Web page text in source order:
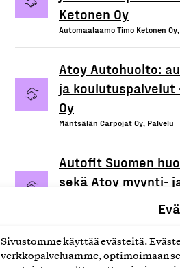
Sivustomme käyttää evästeitä.
verkkopalveluamme, optimoimaan
Ketonen Oy
Automaalaamo Timo Ketonen
Atoy Autohuolto:
ja koulutuspalvelut
Oy
Mäntsälän Carpojat Oy, Palvelu
Autofit Suomen
sekä Atoy myynti-
Autokorjaamo J
Autokorjaamo J Ala-Könni Oy,
Atoy Autohuolto: